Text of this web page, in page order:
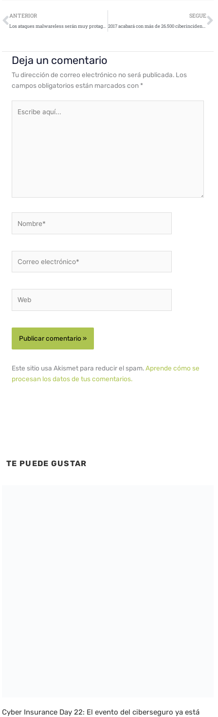
Ant
ANTERIOR
Los ataques malwareless serán muy protagonistas durante 2018
SEGUE
2017 acabará con más de 26.500 ciberincidentes en el Sector público y empresas estratégicas españolas (+26%)
Deja un comentario
Tu dirección de correo electrónico no será publicada. Los
campos obligatorios están marcados con *
aquí...
electrónico*
Este sitio usa Akismet para reducir el spam.Aprende cómo se
procesan los datos de tus comentarios.
TE PUEDE GUSTAR
Cyber Insurance Day 22: El evento del ciberseguro ya está